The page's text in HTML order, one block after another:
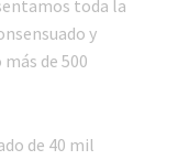
toda la
y
de 500
de 40 mil